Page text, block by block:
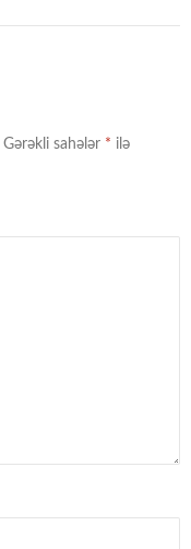
Gərəkli sahələr * ilə